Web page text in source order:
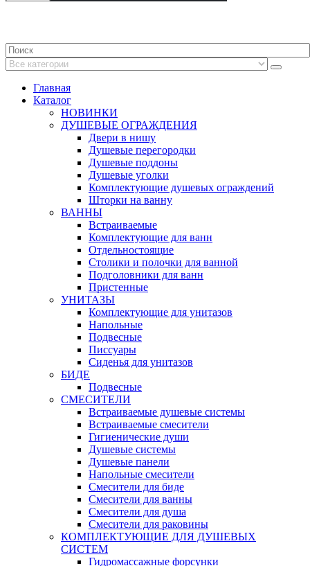
Главная
Каталог
НОВИНКИ
ДУШЕВЫЕ ОГРАЖДЕНИЯ
Двери в нишу
Душевые перегородки
Душевые поддоны
Душевые уголки
Комплектующие душевых ограждений
Шторки на ванну
ВАННЫ
Встраиваемые
Комплектующие для ванн
Отдельностоящие
Столики и полочки для ванной
Подголовники для ванн
Пристенные
УНИТАЗЫ
Комплектующие для унитазов
Напольные
Подвесные
Писсуары
Сиденья для унитазов
БИДЕ
Подвесные
СМЕСИТЕЛИ
Встраиваемые душевые системы
Встраиваемые смесители
Гигиенические души
Душевые системы
Душевые панели
Напольные смесители
Смесители для биде
Смесители для ванны
Смесители для душа
Смесители для раковины
КОМПЛЕКТУЮЩИЕ ДЛЯ ДУШЕВЫХ
СИСТЕМ
Гидромассажные форсунки